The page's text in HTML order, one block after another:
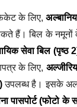
के लिए,
हैं। बिल के नमूनों
सेवा बिल (पृष्ठ
के लिए,
उपलब्ध है। इसके
पासपोर्ट (फोटो के